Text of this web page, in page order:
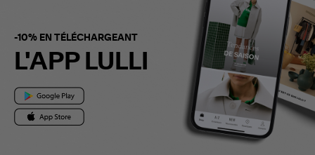
-10% EN TÉLÉCHARGEANT
L'APP LULLI